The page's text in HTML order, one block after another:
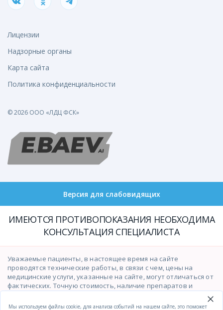
Лицензии
Надзорные органы
Карта сайта
Политика конфиденциальности
© 2026 ООО «ЛДЦ ФСК»
Версия для слабовидящих
ИМЕЮТСЯ ПРОТИВОПОКАЗАНИЯ НЕОБХОДИМА
КОНСУЛЬТАЦИЯ СПЕЦИАЛИСТА
Уважаемые пациенты, в настоящее время на сайте
проводятся технические работы, в связи с чем, цены на
медицинские услуги, указанные на сайте, могут отличаться от
фактических. Точную стоимость, наличие препаратов и
возможность оказания медицинских услуг просим уточнять у
операторов контакт-центра по телефону(391)201-03-03.
Мы используем файлы cookie, для анализа событий на нашем сайте, это поможет